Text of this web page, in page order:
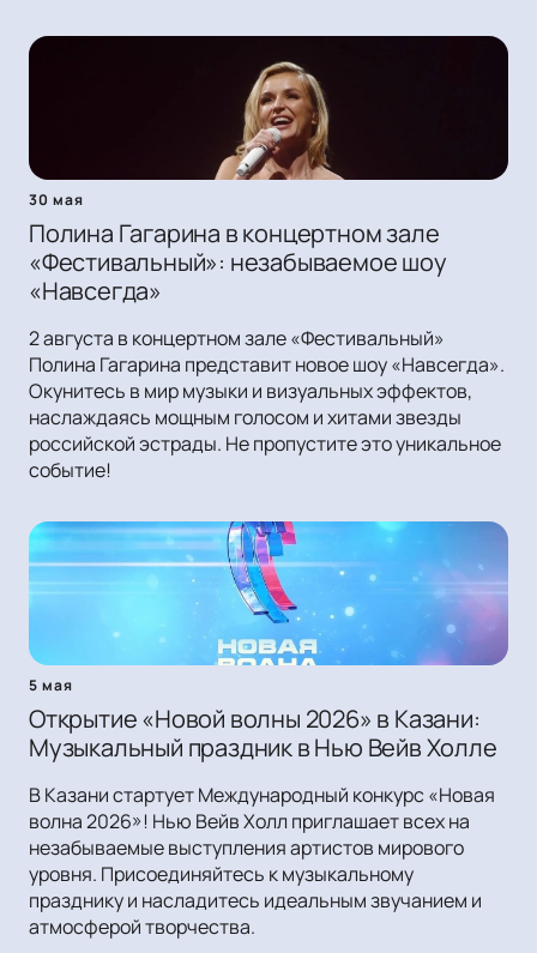
30 мая
Полина Гагарина в концертном зале
«Фестивальный»: незабываемое шоу
«Навсегда»
2 августа в концертном зале «Фестивальный»
Полина Гагарина представит новое шоу «Навсегда».
Окунитесь в мир музыки и визуальных эффектов,
наслаждаясь мощным голосом и хитами звезды
российской эстрады. Не пропустите это уникальное
событие!
5 мая
Открытие «Новой волны 2026» в Казани:
Музыкальный праздник в Нью Вейв Холле
В Казани стартует Международный конкурс «Новая
волна 2026»! Нью Вейв Холл приглашает всех на
незабываемые выступления артистов мирового
уровня. Присоединяйтесь к музыкальному
празднику и насладитесь идеальным звучанием и
атмосферой творчества.